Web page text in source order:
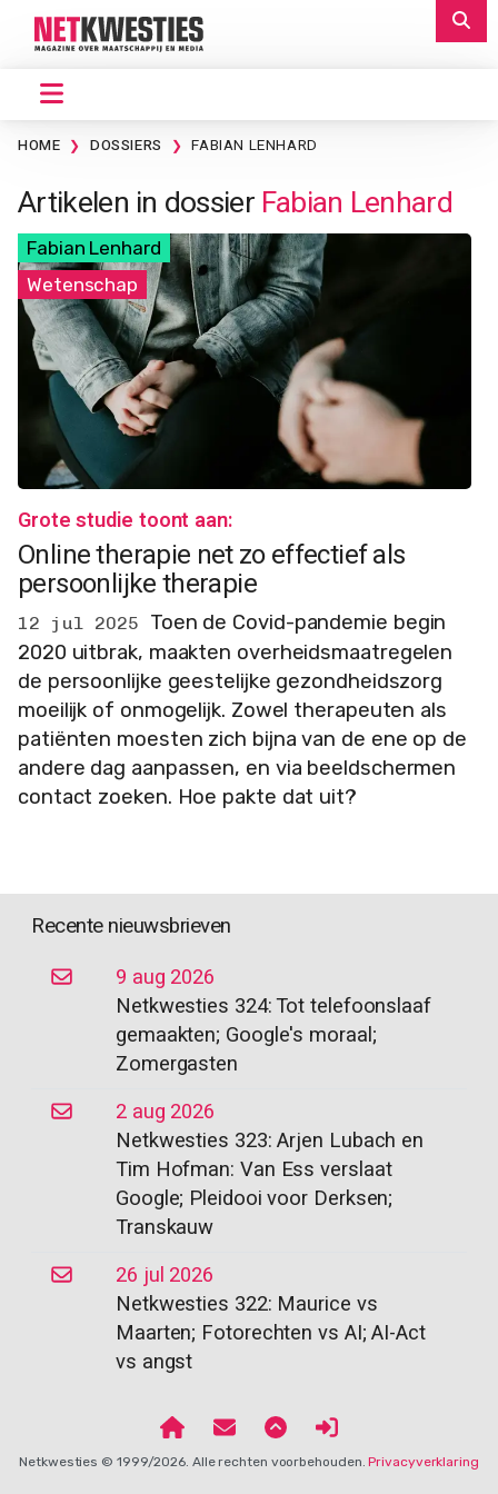
HOME DOSSIERS FABIAN LENHARD
Artikelen in dossier Fabian Lenhard
Fabian Lenhard
Wetenschap
Grote studie toont aan:
Online therapie net zo effectief als
persoonlijke therapie
12 jul 2025 Toen de Covid-pandemie begin
2020 uitbrak, maakten overheidsmaatregelen
de persoonlijke geestelijke gezondheidszorg
moeilijk of onmogelijk. Zowel therapeuten als
patiënten moesten zich bijna van de ene op de
andere dag aanpassen, en via beeldschermen
contact zoeken. Hoe pakte dat uit?
Recente nieuwsbrieven
9 aug 2026
Netkwesties 324: Tot telefoonslaaf
gemaakten; Google's moraal;
Zomergasten
2 aug 2026
Netkwesties 323: Arjen Lubach en
Tim Hofman: Van Ess verslaat
Google; Pleidooi voor Derksen;
Transkauw
26 jul 2026
Netkwesties 322: Maurice vs
Maarten; Fotorechten vs AI; AI-Act
vs angst
Netkwesties © 1999/2026. Alle rechten voorbehouden.Privacyverklaring